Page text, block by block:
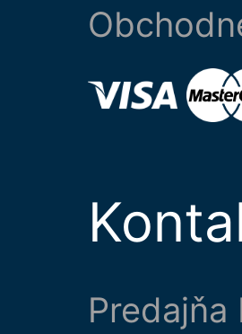
Predajňa